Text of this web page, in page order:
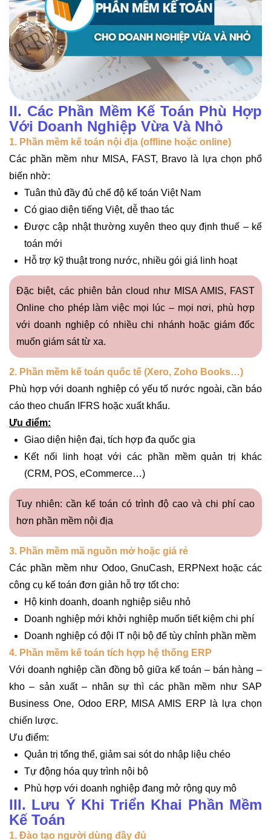
II. Các Phần Mềm Kế Toán Phù Hợp
Với Doanh Nghiệp Vừa Và Nhỏ
1. Phần mềm kế toán nội địa (offline hoặc online)
Các phần mềm như MISA, FAST, Bravo là lựa chọn phổ
biến nhờ:
Tuân thủ đầy đủ chế độ kế toán Việt Nam
Có giao diện tiếng Việt, dễ thao tác
Được cập nhật thường xuyên theo quy định thuế – kế
toán mới
Hỗ trợ kỹ thuật trong nước, nhiều gói giá linh hoạt
Đặc biệt, các phiên bản cloud như MISA AMIS, FAST
Online cho phép làm việc mọi lúc – mọi nơi, phù hợp
với doanh nghiệp có nhiều chi nhánh hoặc giám đốc
muốn giám sát từ xa.
2. Phần mềm kế toán quốc tế (Xero, Zoho Books…)
Phù hợp với doanh nghiệp có yếu tố nước ngoài, cần báo
cáo theo chuẩn IFRS hoặc xuất khẩu.
Ưu điểm:
Giao diện hiện đại, tích hợp đa quốc gia
Kết nối linh hoạt với các phần mềm quản trị khác
(CRM, POS, eCommerce…)
Tuy nhiên: cần kế toán có trình độ cao và chi phí cao
hơn phần mềm nội địa
3. Phần mềm mã nguồn mở hoặc giá rẻ
Các phần mềm như Odoo, GnuCash, ERPNext hoặc các
công cụ kế toán đơn giản hỗ trợ tốt cho:
Hộ kinh doanh, doanh nghiệp siêu nhỏ
Doanh nghiệp mới khởi nghiệp muốn tiết kiệm chi phí
Doanh nghiệp có đội IT nội bộ để tùy chỉnh phần mềm
4. Phần mềm kế toán tích hợp hệ thống ERP
Với doanh nghiệp cần đồng bộ giữa kế toán – bán hàng –
kho – sản xuất – nhân sự thì các phần mềm như SAP
Business One, Odoo ERP, MISA AMIS ERP là lựa chọn
chiến lược.
Ưu điểm:
Quản trị tổng thể, giảm sai sót do nhập liệu chéo
Tự động hóa quy trình nội bộ
Phù hợp với doanh nghiệp đang mở rộng quy mô
III. Lưu Ý Khi Triển Khai Phần Mềm
Kế Toán
1. Đào tạo người dùng đầy đủ